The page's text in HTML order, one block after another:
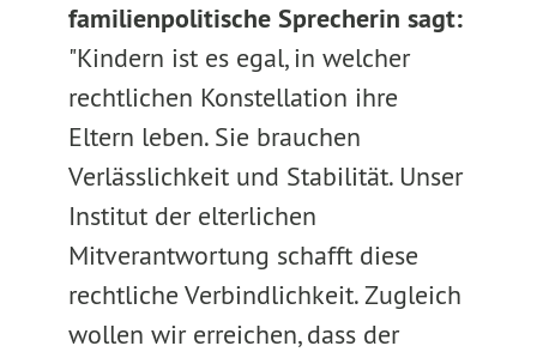
familienpolitische Sprecherin sagt:
"Kindern ist es egal, in welcher
rechtlichen Konstellation ihre
Eltern leben. Sie brauchen
Verlässlichkeit und Stabilität. Unser
Institut der elterlichen
Mitverantwortung schafft diese
rechtliche Verbindlichkeit. Zugleich
wollen wir erreichen, dass der